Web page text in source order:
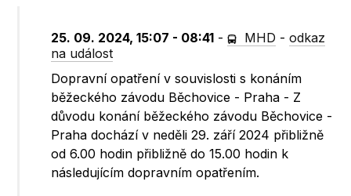
25. 09. 2024, 15:07 - 08:41 - MHD -odkaz
na událost
Dopravní opatření v souvislosti s konáním
běžeckého závodu Běchovice - Praha - Z
důvodu konání běžeckého závodu Běchovice -
Praha dochází v neděli 29. září 2024 přibližně
od 6.00 hodin přibližně do 15.00 hodin k
následujícím dopravním opatřením.